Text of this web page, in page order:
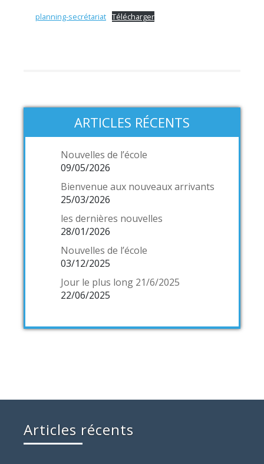
planning-secrétariat Télécharger
ARTICLES RÉCENTS
Nouvelles de l’école
09/05/2026
Bienvenue aux nouveaux arrivants
25/03/2026
les dernières nouvelles
28/01/2026
Nouvelles de l’école
03/12/2025
Jour le plus long 21/6/2025
22/06/2025
Articles récents